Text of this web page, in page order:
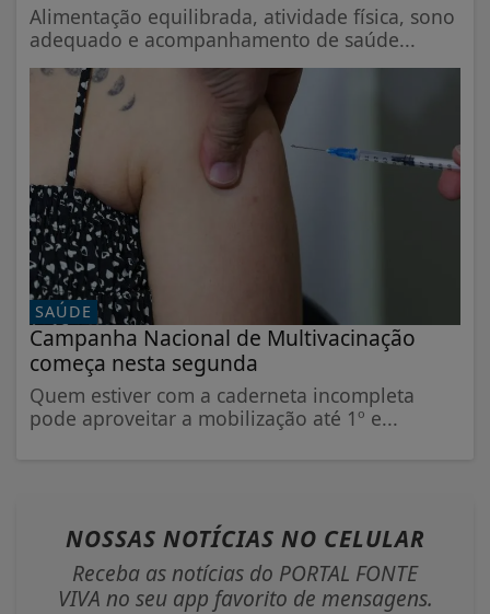
Alimentação equilibrada, atividade física, sono
adequado e acompanhamento de saúde...
SAÚDE
Campanha Nacional de Multivacinação
começa nesta segunda
Quem estiver com a caderneta incompleta
pode aproveitar a mobilização até 1º e...
NOSSAS NOTÍCIAS NO CELULAR
Receba as notícias do PORTAL FONTE
VIVA no seu app favorito de mensagens.